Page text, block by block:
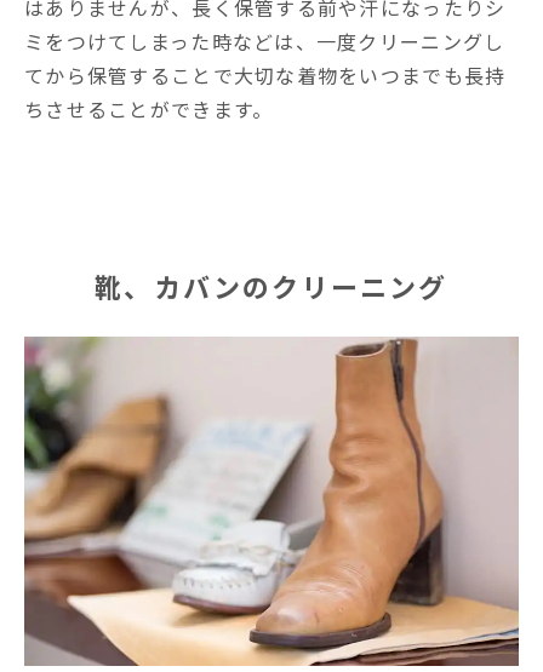
はありませんが、長く保管する前や汗になったりシ
ミをつけてしまった時などは、一度クリーニングし
てから保管することで大切な着物をいつまでも長持
ちさせることができます。
靴、カバンのクリーニング